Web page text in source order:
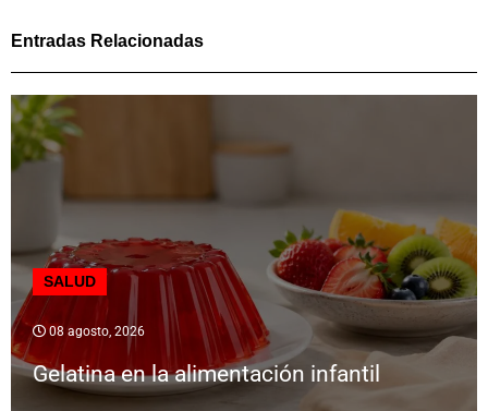
Entradas Relacionadas
SALUD
08 agosto, 2026
Gelatina en la alimentación infantil